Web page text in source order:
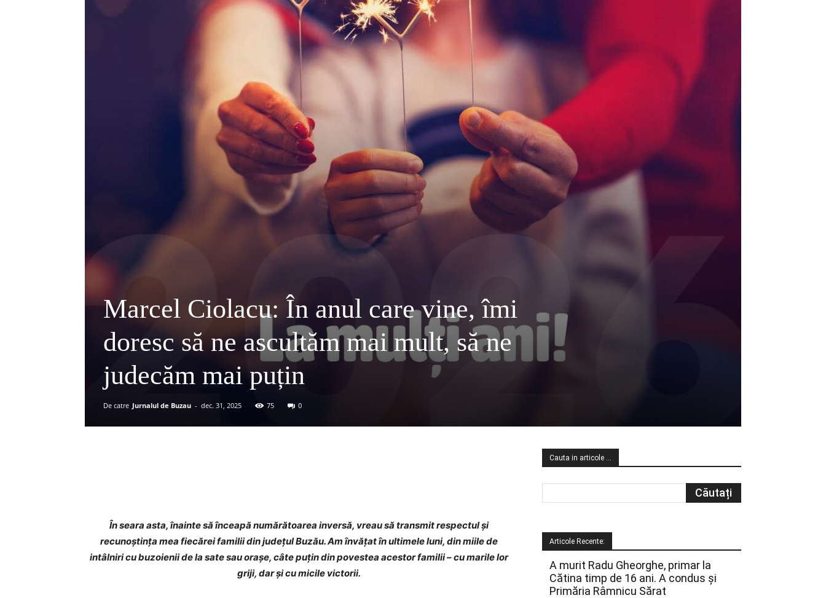
Marcel Ciolacu: În anul care vine, îmi
doresc să ne ascultăm mai mult, să ne
judecăm mai puțin
De catre Jurnalul de Buzau - dec. 31, 2025 75 0
În seara asta, înainte să înceapă numărătoarea inversă, vreau să transmit respectul și
recunoștința mea fiecărei familii din județul Buzău. Am învățat în ultimele luni, din miile de
intâlniri cu buzoienii de la sate sau orașe, câte puțin din povestea acestor familii – cu marile lor
griji, dar și cu micile victorii.
Cauta in articole …
Articole Recente:
A murit Radu Gheorghe, primar la
Cătina timp de 16 ani. A condus și
Primăria Râmnicu Sărat